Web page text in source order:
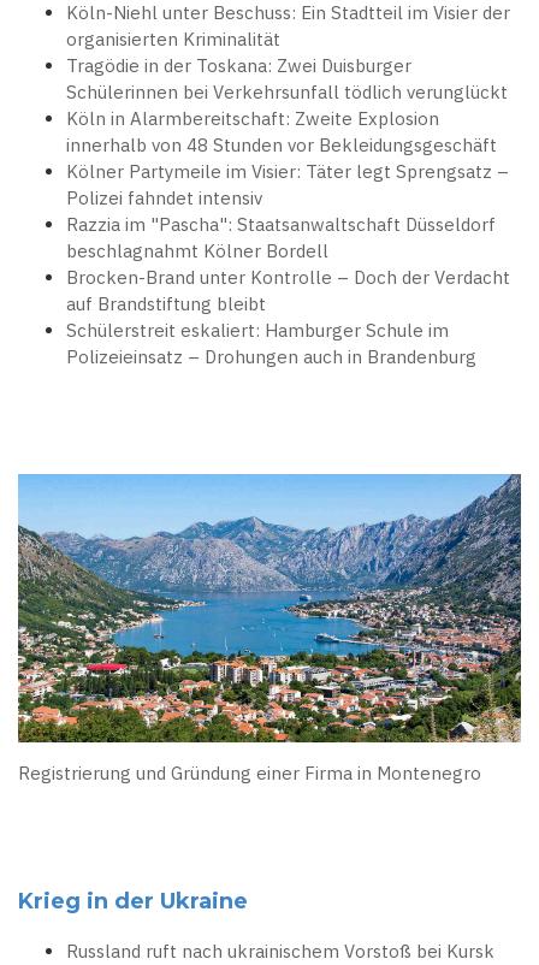
Köln-Niehl unter Beschuss: Ein Stadtteil im Visier der
organisierten Kriminalität
Tragödie in der Toskana: Zwei Duisburger
Schülerinnen bei Verkehrsunfall tödlich verunglückt
Köln in Alarmbereitschaft: Zweite Explosion
innerhalb von 48 Stunden vor Bekleidungsgeschäft
Kölner Partymeile im Visier: Täter legt Sprengsatz –
Polizei fahndet intensiv
Razzia im "Pascha": Staatsanwaltschaft Düsseldorf
beschlagnahmt Kölner Bordell
Brocken-Brand unter Kontrolle – Doch der Verdacht
auf Brandstiftung bleibt
Schülerstreit eskaliert: Hamburger Schule im
Polizeieinsatz – Drohungen auch in Brandenburg
Registrierung und Gründung einer Firma in Montenegro
Krieg in der Ukraine
Russland ruft nach ukrainischem Vorstoß bei Kursk